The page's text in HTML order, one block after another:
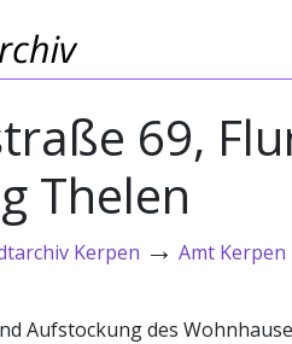
69,
Thelen
Kerpen → Amt Kerpen
Aufstockung des